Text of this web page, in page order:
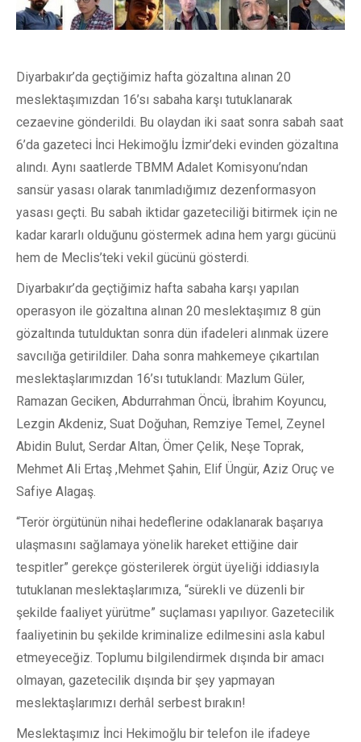
Diyarbakır’da geçtiğimiz hafta gözaltına alınan 20
meslektaşımızdan 16’sı sabaha karşı tutuklanarak
cezaevine gönderildi. Bu olaydan iki saat sonra sabah saat
6’da gazeteci İnci Hekimoğlu İzmir’deki evinden gözaltına
alındı. Aynı saatlerde TBMM Adalet Komisyonu’ndan
sansür yasası olarak tanımladığımız dezenformasyon
yasası geçti. Bu sabah iktidar gazeteciliği bitirmek için ne
kadar kararlı olduğunu göstermek adına hem yargı gücünü
hem de Meclis’teki vekil gücünü gösterdi.
Diyarbakır’da geçtiğimiz hafta sabaha karşı yapılan
operasyon ile gözaltına alınan 20 meslektaşımız 8 gün
gözaltında tutulduktan sonra dün ifadeleri alınmak üzere
savcılığa getirildiler. Daha sonra mahkemeye çıkartılan
meslektaşlarımızdan 16’sı tutuklandı: Mazlum Güler,
Ramazan Geciken, Abdurrahman Öncü, İbrahim Koyuncu,
Lezgin Akdeniz, Suat Doğuhan, Remziye Temel, Zeynel
Abidin Bulut, Serdar Altan, Ömer Çelik, Neşe Toprak,
Mehmet Ali Ertaş ,Mehmet Şahin, Elif Üngür, Aziz Oruç ve
Safiye Alagaş.
“Terör örgütünün nihai hedeflerine odaklanarak başarıya
ulaşmasını sağlamaya yönelik hareket ettiğine dair
tespitler” gerekçe gösterilerek örgüt üyeliği iddiasıyla
tutuklanan meslektaşlarımıza, “sürekli ve düzenli bir
şekilde faaliyet yürütme” suçlaması yapılıyor. Gazetecilik
faaliyetinin bu şekilde kriminalize edilmesini asla kabul
etmeyeceğiz. Toplumu bilgilendirmek dışında bir amacı
olmayan, gazetecilik dışında bir şey yapmayan
meslektaşlarımızı derhâl serbest bırakın!
Meslektaşımız İnci Hekimoğlu bir telefon ile ifadeye